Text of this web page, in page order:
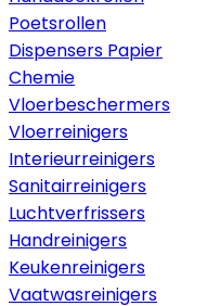
Poetsrollen
Dispensers Papier
Chemie
Vloerbeschermers
Vloerreinigers
Interieurreinigers
Sanitairreinigers
Luchtverfrissers
Handreinigers
Keukenreinigers
Vaatwasreinigers